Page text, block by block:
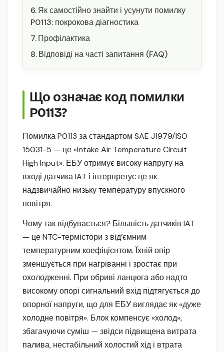
Як самостійно знайти і усунути помилку
P0113: покрокова діагностика
Профілактика
Відповіді на часті запитання (FAQ)
Що означає код помилки
P0113?
Помилка P0113 за стандартом SAE J1979/ISO
15031-5 — це «Intake Air Temperature Circuit
High Input». ЕБУ отримує високу напругу на
вході датчика IAT і інтерпретує це як
надзвичайно низьку температуру впускного
повітря.
Чому так відбувається? Більшість датчиків IAT
— це NTC-термістори з від’ємним
температурним коефіцієнтом. Їхній опір
зменшується при нагріванні і зростає при
охолодженні. При обриві ланцюга або надто
високому опорі сигнальний вхід підтягується до
опорної напруги, що для ЕБУ виглядає як «дуже
холодне повітря». Блок компенсує «холод»,
збагачуючи суміш — звідси підвищена витрата
палива, нестабільний холостий хід і втрата